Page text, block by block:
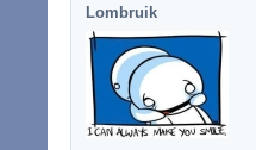
Lombruik